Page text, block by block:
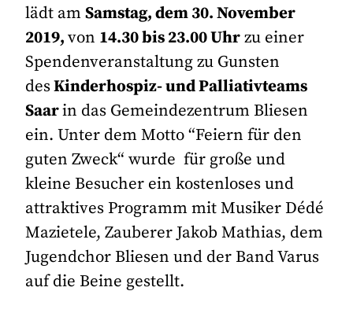
lädt amSamstag, dem 30. November
2019,von 14.30 bis 23.00 Uhrzu einer
Spendenveranstaltung zu Gunsten
desKinderhospiz- und Palliativteams
Saarin das Gemeindezentrum Bliesen
ein. Unter dem Motto “Feiern für den
guten Zweck“ wurde für große und
kleine Besucher ein kostenloses und
attraktives Programm mit Musiker Dédé
Mazietele, Zauberer Jakob Mathias, dem
Jugendchor Bliesen und der Band Varus
auf die Beine gestellt.